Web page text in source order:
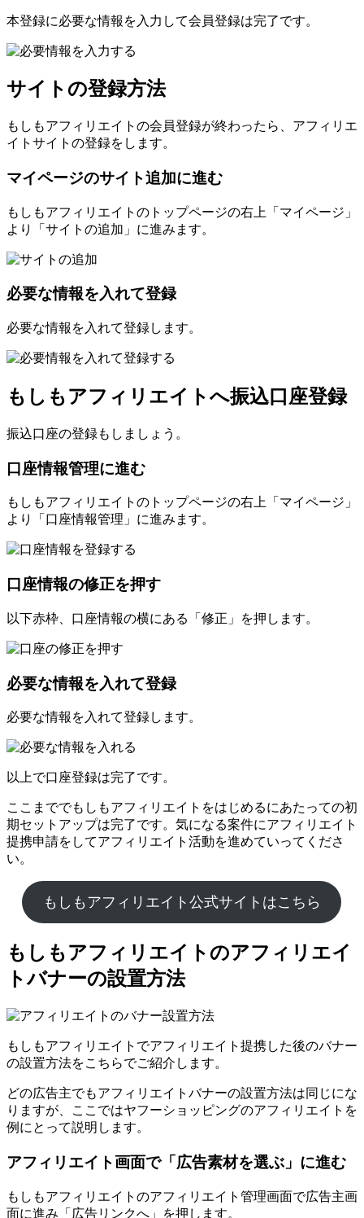
本登録に必要な情報を入力して会員登録は完了です。
サイトの登録方法
もしもアフィリエイトの会員登録が終わったら、アフィリエ
イトサイトの登録をします。
マイページのサイト追加に進む
もしもアフィリエイトのトップページの右上「マイページ」
より「サイトの追加」に進みます。
必要な情報を入れて登録
必要な情報を入れて登録します。
もしもアフィリエイトへ振込口座登録
振込口座の登録もしましょう。
口座情報管理に進む
もしもアフィリエイトのトップページの右上「マイページ」
より「口座情報管理」に進みます。
口座情報の修正を押す
以下赤枠、口座情報の横にある「修正」を押します。
必要な情報を入れて登録
必要な情報を入れて登録します。
以上で口座登録は完了です。
ここまででもしもアフィリエイトをはじめるにあたっての初
期セットアップは完了です。気になる案件にアフィリエイト
提携申請をしてアフィリエイト活動を進めていってくださ
い。
もしもアフィリエイト公式サイトはこちら
もしもアフィリエイトのアフィリエイ
トバナーの設置方法
もしもアフィリエイトでアフィリエイト提携した後のバナー
の設置方法をこちらでご紹介します。
どの広告主でもアフィリエイトバナーの設置方法は同じにな
りますが、ここではヤフーショッピングのアフィリエイトを
例にとって説明します。
アフィリエイト画面で「広告素材を選ぶ」に進む
もしもアフィリエイトのアフィリエイト管理画面で広告主画
面に進み「広告リンクへ」を押します。